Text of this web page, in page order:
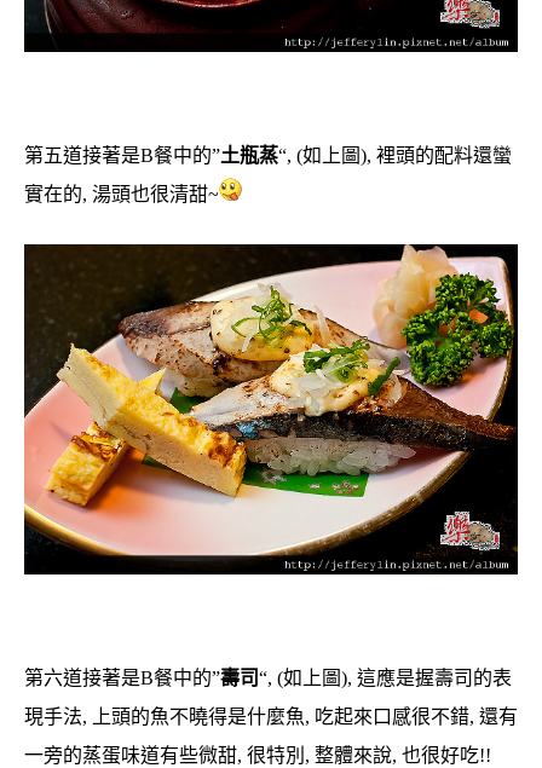
第五道接著是B餐中的”土瓶蒸“, (如上圖), 裡頭的配料還蠻
實在的, 湯頭也很清甜~
第六道接著是B餐中的”壽司“, (如上圖), 這應是握壽司的表
現手法, 上頭的魚不曉得是什麼魚, 吃起來口感很不錯, 還有
一旁的蒸蛋味道有些微甜, 很特別, 整體來說, 也很好吃!!